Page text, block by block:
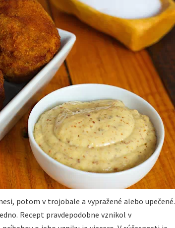
potom v trojobale a vypražené alebo upečené.
Recept pravdepodobne vznikol v